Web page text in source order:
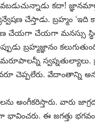
కదా!
చేస్తాడు. బ్రహ్మం ‘ఇది
చేయగా చేయగా మనస్సు
బ్రహ్మజ్ఞానం
స్వప్నతుల్యాలు.
చెప్పలేరు. వేదాంతాన్ని
అంగీకరిస్తారు. వారు
భావించరు. ఈ జగత్తు